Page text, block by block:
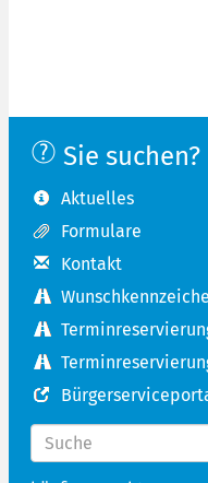
Sie suchen?
Aktuelles
Formulare
Kontakt